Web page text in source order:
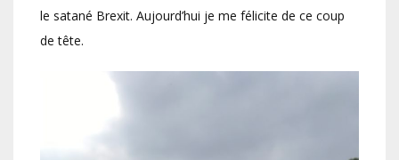
le satané Brexit. Aujourd’hui je me félicite de ce coup
de tête.